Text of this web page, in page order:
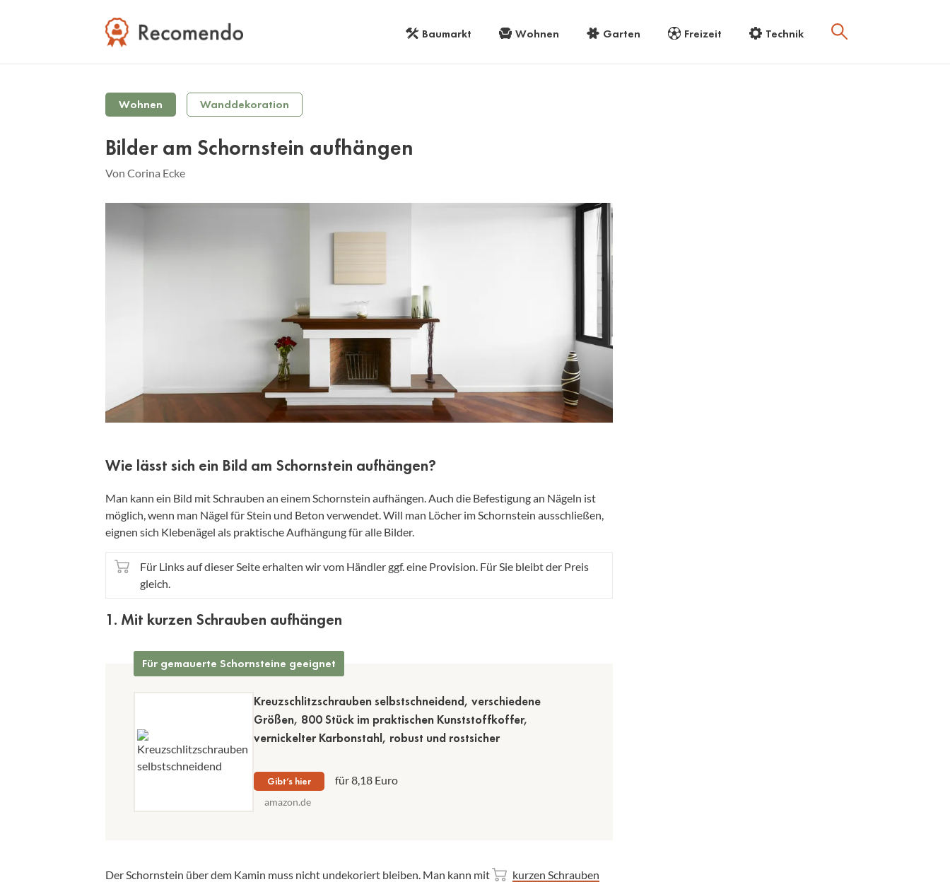
Baumarkt Wohnen Garten Freizeit Technik
Wohnen Wanddekoration
Bilder am Schornstein aufhängen
Von Corina Ecke
Wie lässt sich ein Bild am Schornstein aufhängen?
Man kann ein Bild mit Schrauben an einem Schornstein aufhängen. Auch die Befestigung an Nägeln ist
möglich, wenn man Nägel für Stein und Beton verwendet. Will man Löcher im Schornstein ausschließen,
eignen sich Klebenägel als praktische Aufhängung für alle Bilder.
Für Links auf dieser Seite erhalten wir vom Händler ggf. eine Provision. Für Sie bleibt der Preis
gleich.
1. Mit kurzen Schrauben aufhängen
Für gemauerte Schornsteine geeignet
Kreuzschlitzschrauben selbstschneidend, verschiedene
Größen, 800 Stück im praktischen Kunststoffkoffer,
vernickelter Karbonstahl, robust und rostsicher
Gibt’s hier für 8,18 Euro
amazon.de
Der Schornstein über dem Kamin muss nicht undekoriert bleiben. Man kann mit
kurzen Schrauben